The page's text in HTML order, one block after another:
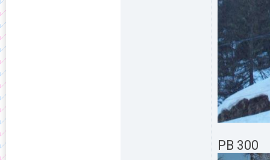
PB 300